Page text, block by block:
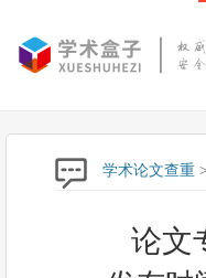
学术论文查重 >
论文